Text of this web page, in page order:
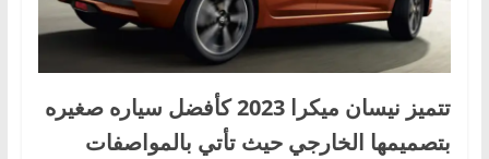
تتميز نيسان ميكرا 2023 كأفضل سياره صغيره
بتصميمها الخارجي حيث تأتي بالمواصفات